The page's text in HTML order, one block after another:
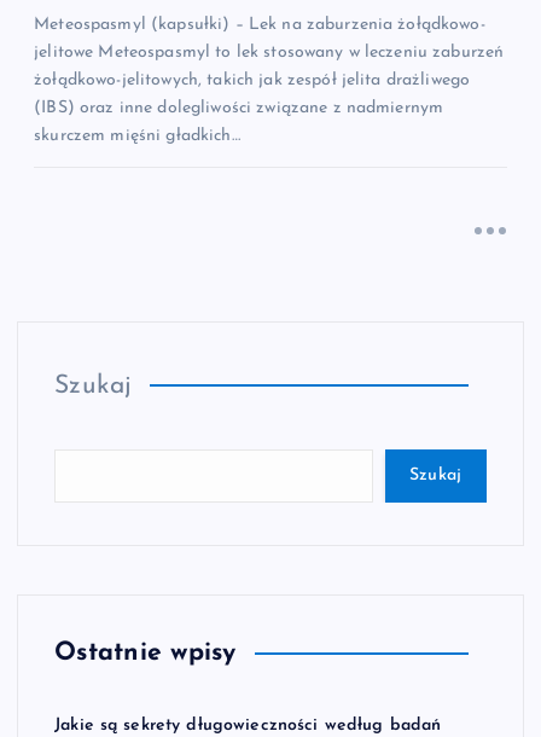
Meteospasmyl (kapsułki) – Lek na zaburzenia żołądkowo-
jelitowe Meteospasmyl to lek stosowany w leczeniu zaburzeń
żołądkowo-jelitowych, takich jak zespół jelita drażliwego
(IBS) oraz inne dolegliwości związane z nadmiernym
skurczem mięśni gładkich…
Szukaj
Szukaj
Ostatnie wpisy
Jakie są sekrety długowieczności według badań